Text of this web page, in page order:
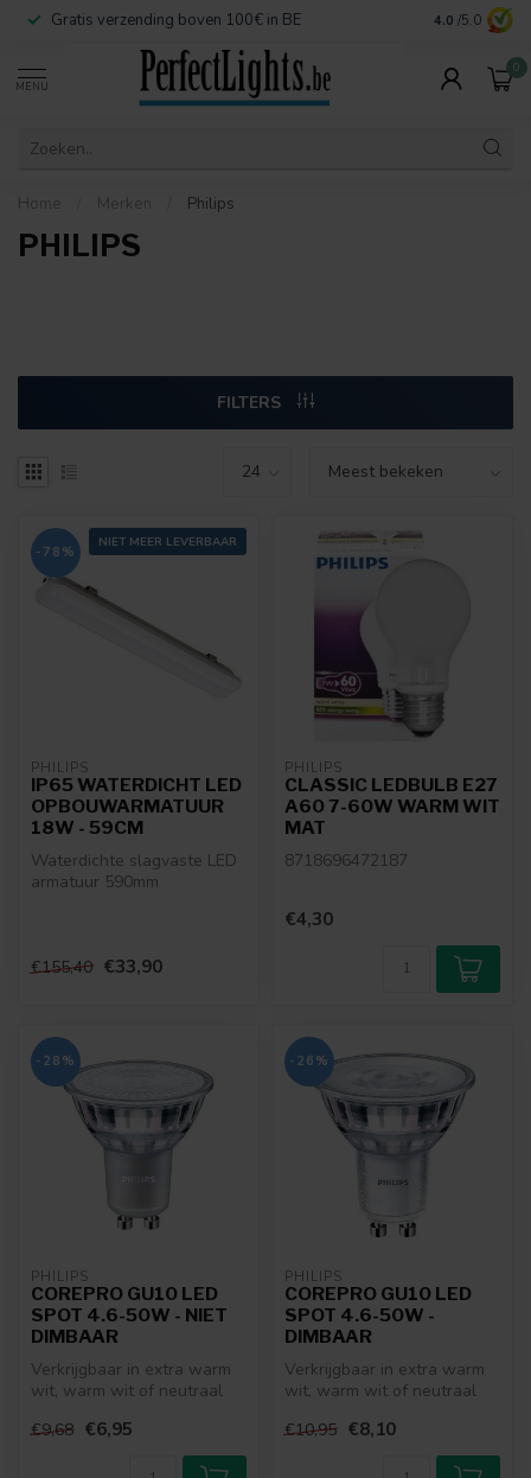
Gratis verzending boven 100€ in BE Veilige
4.0 /5.0
MENU
0
Home Merken Philips
PHILIPS
FILTERS
NIET MEER LEVERBAAR
-78%
PHILIPS
IP65 WATERDICHT LED
OPBOUWARMATUUR
18W - 59CM
Waterdichte slagvaste LED
armatuur 590mm
€155,40 €33,90
PHILIPS
CLASSIC LEDBULB E27
A60 7-60W WARM WIT
MAT
8718696472187
€4,30
-28%
PHILIPS
COREPRO GU10 LED
SPOT 4.6-50W - NIET
DIMBAAR
Verkrijgbaar in extra warm
wit, warm wit of neutraal
€9,68 €6,95
-26%
PHILIPS
COREPRO GU10 LED
SPOT 4.6-50W -
DIMBAAR
Verkrijgbaar in extra warm
wit, warm wit of neutraal
€10,95 €8,10